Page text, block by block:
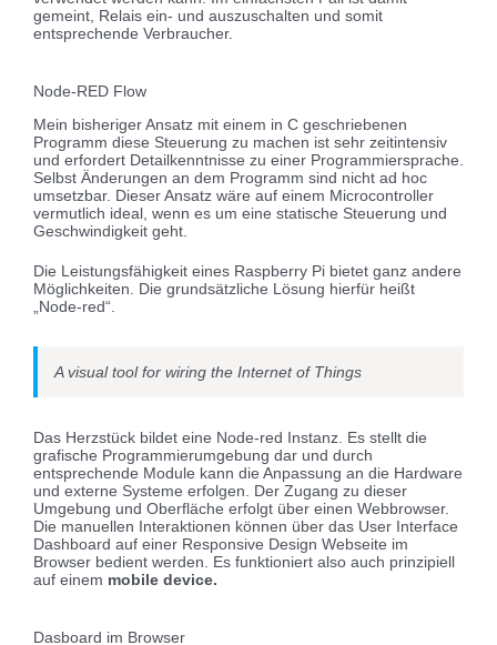
gemeint, Relais ein- und auszuschalten und somit
entsprechende Verbraucher.
Node-RED Flow
Mein bisheriger Ansatz mit einem in C geschriebenen
Programm diese Steuerung zu machen ist sehr zeitintensiv
und erfordert Detailkenntnisse zu einer Programmiersprache.
Selbst Änderungen an dem Programm sind nicht ad hoc
umsetzbar. Dieser Ansatz wäre auf einem Microcontroller
vermutlich ideal, wenn es um eine statische Steuerung und
Geschwindigkeit geht.
Die Leistungsfähigkeit eines Raspberry Pi bietet ganz andere
Möglichkeiten. Die grundsätzliche Lösung hierfür heißt
„Node-red“.
A visual tool for wiring the Internet of Things
Das Herzstück bildet eine Node-red Instanz. Es stellt die
grafische Programmierumgebung dar und durch
entsprechende Module kann die Anpassung an die Hardware
und externe Systeme erfolgen. Der Zugang zu dieser
Umgebung und Oberfläche erfolgt über einen Webbrowser.
Die manuellen Interaktionen können über das User Interface
Dashboard auf einer Responsive Design Webseite im
Browser bedient werden. Es funktioniert also auch prinzipiell
auf einem mobile device.
Dasboard im Browser